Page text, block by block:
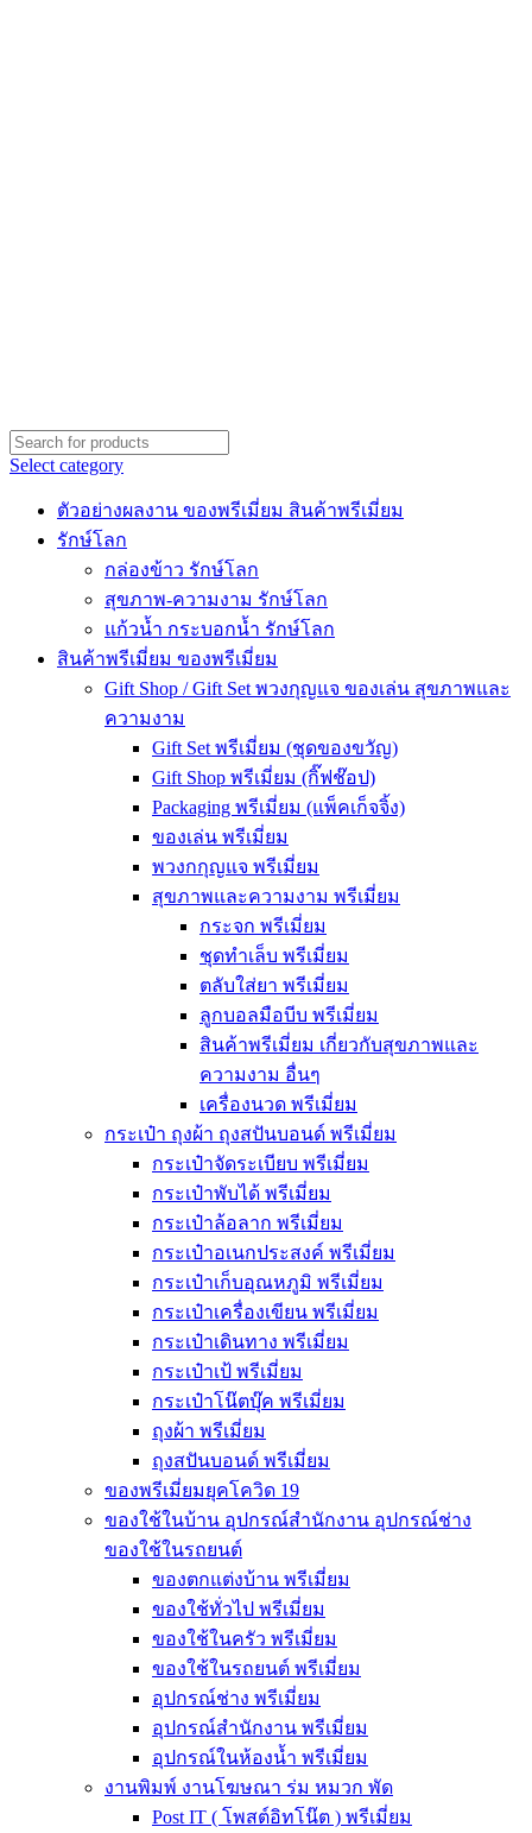
Select category
ตัวอย่างผลงาน ของพรีเมี่ยม สินค้าพรีเมี่ยม
รักษ์โลก
กล่องข้าว รักษ์โลก
สุขภาพ-ความงาม รักษ์โลก
แก้วน้ำ กระบอกน้ำ รักษ์โลก
สินค้าพรีเมี่ยม ของพรีเมี่ยม
Gift Shop / Gift Set พวงกุญแจ ของเล่น สุขภาพและ
ความงาม
Gift Set พรีเมี่ยม (ชุดของขวัญ)
Gift Shop พรีเมี่ยม (กิ๊ฟช๊อป)
Packaging พรีเมี่ยม (แพ็คเก็จจิ้ง)
ของเล่น พรีเมี่ยม
พวงกกุญแจ พรีเมี่ยม
สุขภาพและความงาม พรีเมี่ยม
กระจก พรีเมี่ยม
ชุดทำเล็บ พรีเมี่ยม
ตลับใส่ยา พรีเมี่ยม
ลูกบอลมือบีบ พรีเมี่ยม
สินค้าพรีเมี่ยม เกี่ยวกับสุขภาพและ
ความงาม อื่นๆ
เครื่องนวด พรีเมี่ยม
กระเป๋า ถุงผ้า ถุงสปันบอนด์ พรีเมี่ยม
กระเป๋าจัดระเบียบ พรีเมี่ยม
กระเป๋าพับได้ พรีเมี่ยม
กระเป๋าล้อลาก พรีเมี่ยม
กระเป๋าอเนกประสงค์ พรีเมี่ยม
กระเป๋าเก็บอุณหภูมิ พรีเมี่ยม
กระเป๋าเครื่องเขียน พรีเมี่ยม
กระเป๋าเดินทาง พรีเมี่ยม
กระเป๋าเป้ พรีเมี่ยม
กระเป๋าโน๊ตบุ๊ค พรีเมี่ยม
ถุงผ้า พรีเมี่ยม
ถุงสปันบอนด์ พรีเมี่ยม
ของพรีเมี่ยมยุคโควิด 19
ของใช้ในบ้าน อุปกรณ์สำนักงาน อุปกรณ์ช่าง
ของใช้ในรถยนต์
ของตกแต่งบ้าน พรีเมี่ยม
ของใช้ทั่วไป พรีเมี่ยม
ของใช้ในครัว พรีเมี่ยม
ของใช้ในรถยนต์ พรีเมี่ยม
อุปกรณ์ช่าง พรีเมี่ยม
อุปกรณ์สำนักงาน พรีเมี่ยม
อุปกรณ์ในห้องน้ำ พรีเมี่ยม
งานพิมพ์ งานโฆษณา ร่ม หมวก พัด
Post IT ( โพสต์อิทโน๊ต ) พรีเมี่ยม